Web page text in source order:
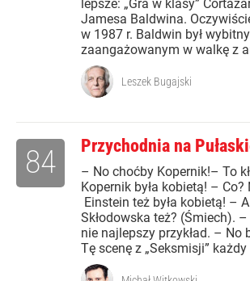
lepsze: „Gra w klasy”
Jamesa Baldwina.
w 1987 r. Baldwin był
zaangażowanym w walkę z
Leszek Bugajski
Przychodnia na
– No choćby Kopernik!– To
Kopernik była kobietą! –
Einstein też była kobietą! –
Skłodowska też? (Śmiech).
nie najlepszy przykład. – No
Tę scenę z „Seksmisji” każdy
84